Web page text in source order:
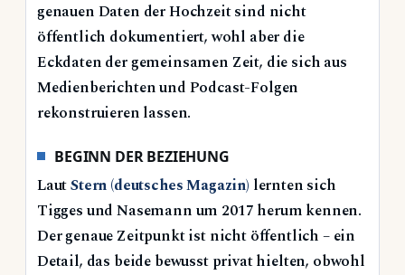
genauen Daten der Hochzeit sind nicht
öffentlich dokumentiert, wohl aber die
Eckdaten der gemeinsamen Zeit, die sich aus
Medienberichten und Podcast-Folgen
rekonstruieren lassen.
BEGINN DER BEZIEHUNG
LautStern (deutsches Magazin) lernten sich
Tigges und Nasemann um 2017 herum kennen.
Der genaue Zeitpunkt ist nicht öffentlich – ein
Detail, das beide bewusst privat hielten, obwohl